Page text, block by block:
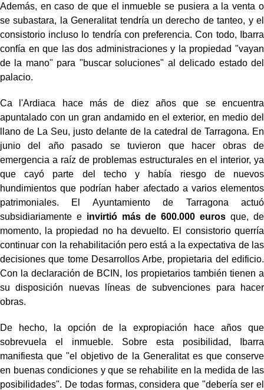
Además, en caso de que el inmueble se pusiera a la venta o
se subastara, la Generalitat tendría un derecho de tanteo, y el
consistorio incluso lo tendría con preferencia. Con todo, Ibarra
confía en que las dos administraciones y la propiedad "vayan
de la mano" para "buscar soluciones" al delicado estado del
palacio.
Ca l'Ardiaca hace más de diez años que se encuentra
apuntalado con un gran andamido en el exterior, en medio del
llano de La Seu, justo delante de la catedral de Tarragona. En
junio del año pasado se tuvieron que hacer obras de
emergencia a raíz de problemas estructurales en el interior, ya
que cayó parte del techo y había riesgo de nuevos
hundimientos que podrían haber afectado a varios elementos
patrimoniales. El Ayuntamiento de Tarragona actuó
subsidiariamente e invirtió más de 600.000 euros que, de
momento, la propiedad no ha devuelto. El consistorio querría
continuar con la rehabilitación pero está a la expectativa de las
decisiones que tome Desarrollos Arbe, propietaria del edificio.
Con la declaración de BCIN, los propietarios también tienen a
su disposición nuevas líneas de subvenciones para hacer
obras.
De hecho, la opción de la expropiación hace años que
sobrevuela el inmueble. Sobre esta posibilidad, Ibarra
manifiesta que "el objetivo de la Generalitat es que conserve
en buenas condiciones y que se rehabilite en la medida de las
posibilidades". De todas formas, considera que "debería ser el